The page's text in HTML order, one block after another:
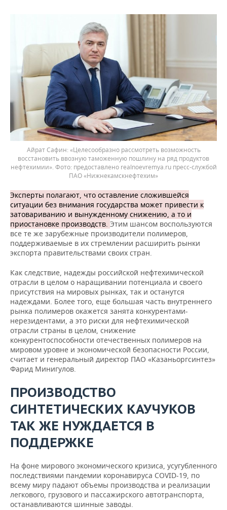
Айрат Сафин: «Целесообразно рассмотреть возможность
восстановить ввозную таможенную пошлину на ряд продуктов
нефтехимии». Фото: предоставлено realnoevremya.ru пресс-службой
ПАО «Нижнекамскнефтехим»
Эксперты полагают, что оставление сложившейся
ситуации без внимания государства может привести к
затовариванию и вынужденному снижению, а то и
приостановке производств. Этим шансом воспользуются
все те же зарубежные производители полимеров,
поддерживаемые в их стремлении расширить рынки
экспорта правительствами своих стран.
Как следствие, надежды российской нефтехимической
отрасли в целом о наращивании потенциала и своего
присутствия на мировых рынках, так и останутся
надеждами. Более того, еще большая часть внутреннего
рынка полимеров окажется занята конкурентами-
нерезидентами, а это риски для нефтехимической
отрасли страны в целом, снижение
конкурентоспособности отечественных полимеров на
мировом уровне и экономической безопасности России,
считает и генеральный директор ПАО «Казаньоргсинтез»
Фарид Минигулов.
ПРОИЗВОДСТВО
СИНТЕТИЧЕСКИХ КАУЧУКОВ
ТАК ЖЕ НУЖДАЕТСЯ В
ПОДДЕРЖКЕ
На фоне мирового экономического кризиса, усугубленного
последствиями пандемии коронавируса COVID-19, по
всему миру падают объемы производства и реализации
легкового, грузового и пассажирского автотранспорта,
останавливаются шинные заводы.